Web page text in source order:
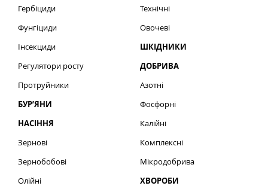
Гербіциди
Фунгіциди
Інсекциди
Регулятори росту
Протруйники
БУР’ЯНИ
НАСІННЯ
Зернові
Зернобобові
Олійні
Технічні
Овочеві
ШКІДНИКИ
ДОБРИВА
Азотні
Фосфорні
Калійні
Комплексні
Мікродобрива
ХВОРОБИ